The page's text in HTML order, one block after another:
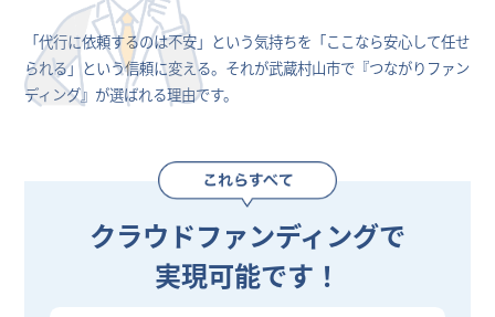
「代行に依頼するのは不安」という気持ちを「ここなら安心して任せ
られる」という信頼に変える。それが武蔵村山市で『つながりファン
ディング』が選ばれる理由です。
クラウドファンディングで
実現可能です！